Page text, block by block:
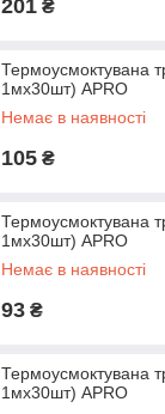
201 ₴
Термоусмоктувана
1мx30шт) APRO
Немає в наявності
105 ₴
Термоусмоктувана
1мx30шт) APRO
Немає в наявності
93 ₴
Термоусмоктувана
1мx30шт) APRO